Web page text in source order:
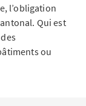
l’obligation
Qui est
ou